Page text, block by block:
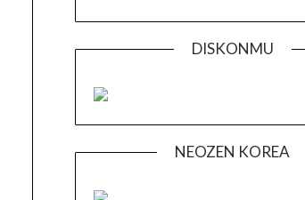
DISKONMU
NEOZEN KOREA